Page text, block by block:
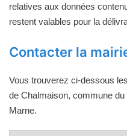
relatives aux données
restent valables pour la
Contacter la
Vous trouverez ci-dessous les
de Chalmaison, commune
Marne.